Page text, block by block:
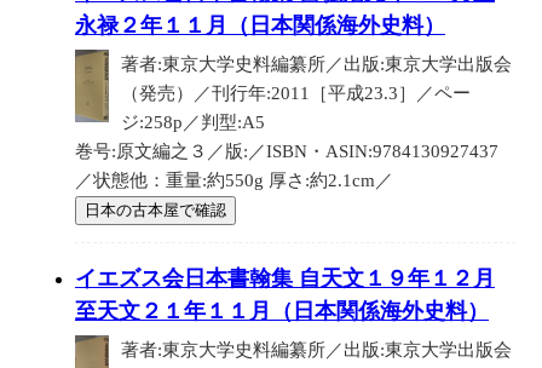
永禄２年１１月（日本関係海外史料）
著者:東京大学史料編纂所／出版:東京大学出版会
（発売）／刊行年:2011［平成23.3］／ペー
ジ:258p／判型:A5
巻号:原文編之３／版:／ISBN・ASIN:9784130927437
／状態他：重量:約550g 厚さ:約2.1cm／
日本の古本屋で確認
イエズス会日本書翰集 自天文１９年１２月
至天文２１年１１月（日本関係海外史料）
著者:東京大学史料編纂所／出版:東京大学出版会